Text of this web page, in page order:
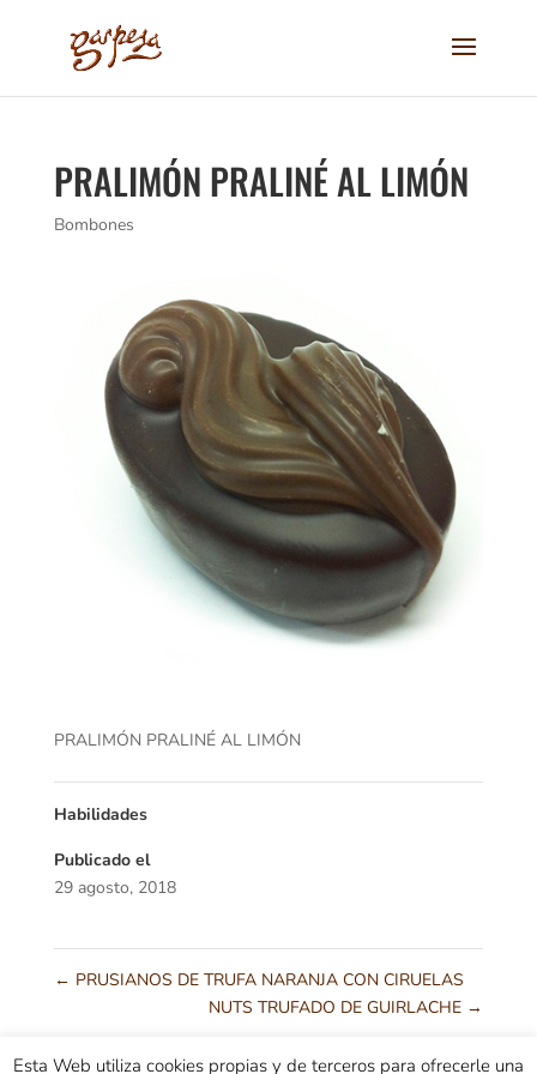
PRALIMÓN PRALINÉ AL LIMÓN
Bombones
PRALIMÓN PRALINÉ AL LIMÓN
Habilidades
Publicado el
29 agosto, 2018
← PRUSIANOS DE TRUFA NARANJA CON CIRUELAS
NUTS TRUFADO DE GUIRLACHE →
Esta Web utiliza cookies propias y de terceros para ofrecerle una